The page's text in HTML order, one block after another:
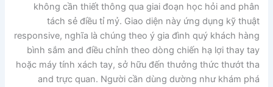
không cần thiết thông qua giai đoạn học hỏi and phân
tách sẻ điều tỉ mỷ. Giao diện này ứng dụng kỹ thuật
responsive, nghĩa là chúng theo ý gia đình quý khách hàng
bình sắm and điều chỉnh theo dòng chiến hạ lợi thay tay
hoặc máy tính xách tay, sở hữu đến thưởng thức thướt tha
and trực quan. Người cần dùng dường như khám phá